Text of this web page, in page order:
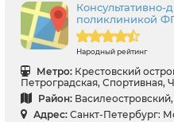
Консультативно-
поликлиникой
Народный рейтинг
Метро: Крестовский
Петроградская, Спортивная,
Район:
Адрес: Санкт-Петербург: